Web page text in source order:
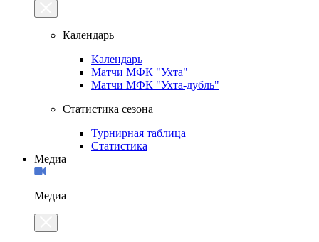
Календарь
Календарь
Матчи МФК "Ухта"
Матчи МФК "Ухта-дубль"
Статистика сезона
Турнирная таблица
Статистика
Медиа
Медиа